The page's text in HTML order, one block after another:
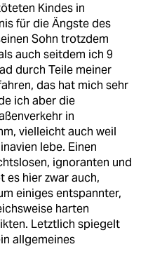
Kindes in
für die Ängste des
Sohn trotzdem
auch seitdem ich 9
durch Teile meiner
das hat mich sehr
ich aber die
in
vielleicht auch weil
lebe. Einen
ignoranten und
hier zwar auch,
einiges entspannter,
harten
Letztlich spiegelt
allgemeines